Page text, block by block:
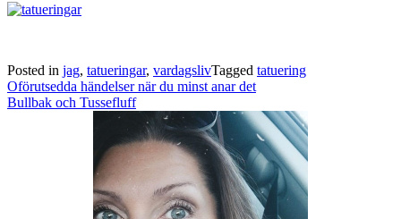
Posted in jag, tatueringar, vardagslivTagged tatuering
Post
navigation
Oförutsedda händelser när du minst anar det
Bullbak och Tussefluff